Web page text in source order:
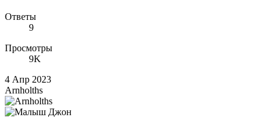
Ответы
9
Просмотры
9K
4 Апр 2023
Arnholths